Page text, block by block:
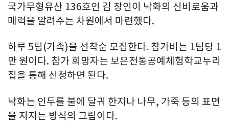
국가무형유산 136호인 김 장인이 낙화의 신비로움과
매력을 알려주는 차원에서 마련했다.
하루 5팀(가족)을 선착순 모집한다. 참가비는 1팀당 1
만 원이다. 참가 희망자는 보은전통공예체험학교누리
집을 통해 신청하면 된다.
낙화는 인두를 불에 달궈 한지나 나무, 가죽 등의 표면
을 지지는 방식의 그림이다.